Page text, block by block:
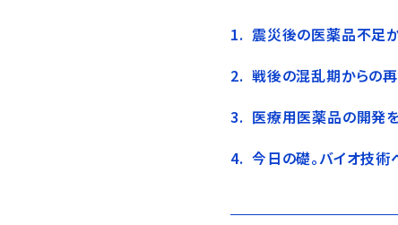
震災後の医薬品不足
戦後の混乱期からの
医療用医薬品の開発
今日の礎。バイオ技術